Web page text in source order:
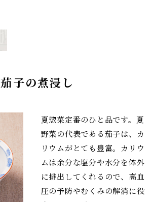
茄子の煮浸し
夏惣菜定番のひと品です。夏
野菜の代表である茄子は、カ
リウムがとても豊富。カリウ
ムは余分な塩分や水分を体外
に排出してくれるので、高血
圧の予防やむくみの解消に役